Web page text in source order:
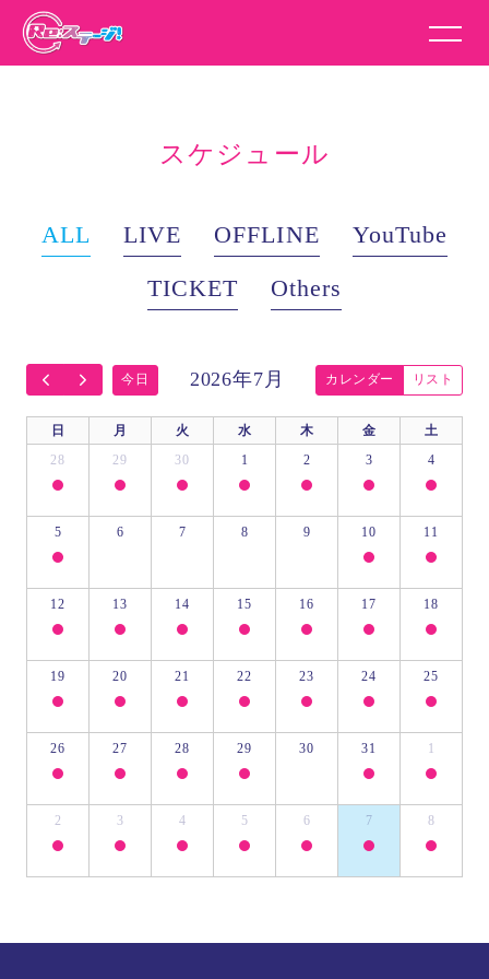
スケジュール
ALL LIVE OFFLINE YouTube
TICKET Others
今日 2026年7月 カレンダー リスト
日 月 火 水 木 金
土
28
29 30 1 2 3 4
5 6 7 8 9 10 11
12 13 14 15 16 17 18
19 20 21 22 23 24 25
26 27 28 29 30 31 1
2 3 4 5 6 7 8